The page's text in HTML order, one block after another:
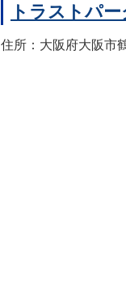
トラストパ
住所：大阪府大阪市